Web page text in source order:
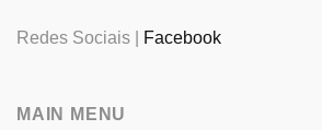
Redes Sociais | Facebook
MAIN MENU